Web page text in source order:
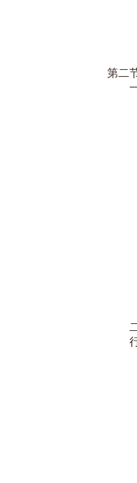
第二节
一、行
二、
行业